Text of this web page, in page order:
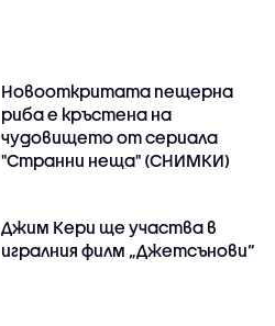
Новооткритата пещерна
риба е кръстена на
чудовището от сериала
"Странни неща" (СНИМКИ)
Джим Кери ще участва в
игралния филм „Джетсънови“